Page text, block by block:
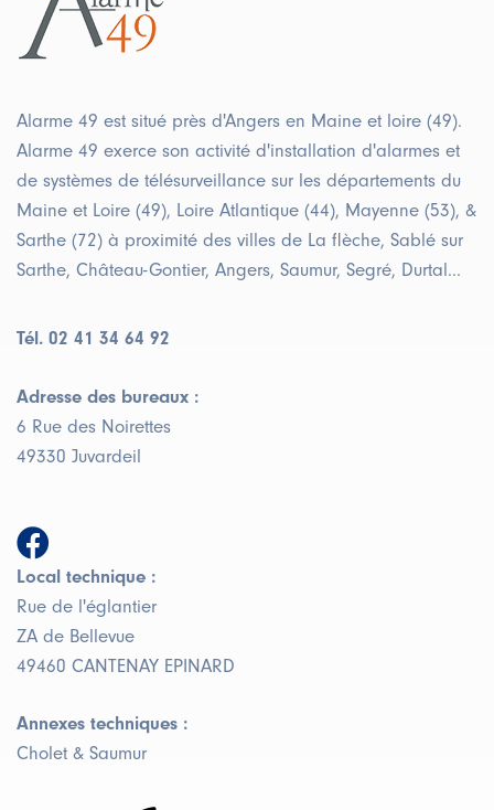
Alarme 49 est situé près d'Angers en Maine et loire (49).
Alarme 49 exerce son activité d'installation d'alarmes et
de systèmes de télésurveillance sur les départements du
Maine et Loire (49), Loire Atlantique (44), Mayenne (53), &
Sarthe (72) à proximité des villes de La flèche, Sablé sur
Sarthe, Château-Gontier, Angers, Saumur, Segré, Durtal...
Tél. 02 41 34 64 92
Adresse des bureaux :
6 Rue des Noirettes
49330 Juvardeil
Local technique :
Rue de l'églantier
ZA de Bellevue
49460 CANTENAY EPINARD
Annexes techniques :
Cholet & Saumur